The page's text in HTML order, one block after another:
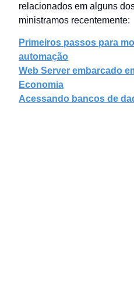
relacionados em alguns
ministramos recentemente:
Primeiros passos para
automação
Web Server embarcado
Economia
Acessando bancos de